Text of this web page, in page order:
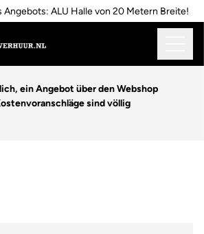
ALU Halle von 20 Metern Breite!
ein Angebot über den Webshop
sind völlig